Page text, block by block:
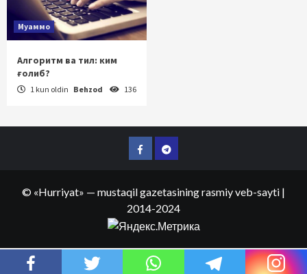
Муаммо
Алгоритм ва тил: ким
ғолиб?
1 kun oldin Behzod 136
FacebookTelegram
© «Hurriyat» — mustaqil gazetasining rasmiy veb-sayti |
2014-2024